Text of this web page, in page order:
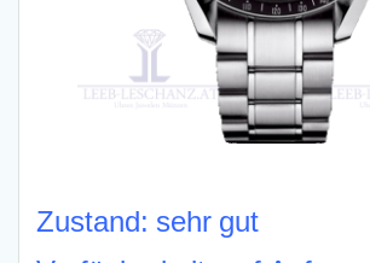
Zustand: sehr gut